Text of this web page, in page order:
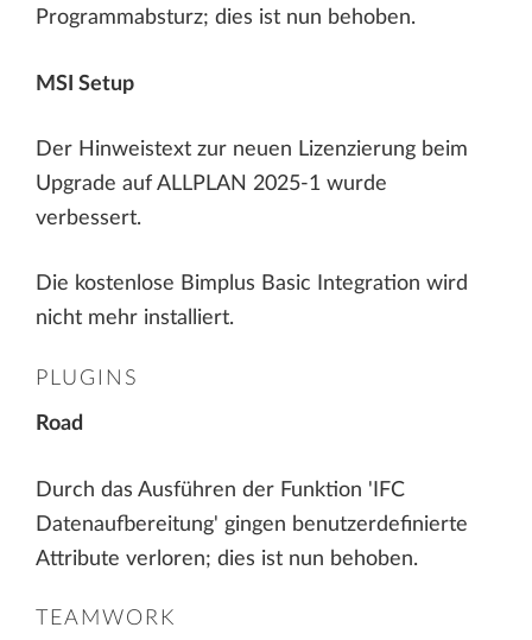
Programmabsturz; dies ist nun behoben.
MSI Setup
Der Hinweistext zur neuen Lizenzierung beim
Upgrade auf ALLPLAN 2025-1 wurde
verbessert.
Die kostenlose Bimplus Basic Integration wird
nicht mehr installiert.
PLUGINS
Road
Durch das Ausführen der Funktion 'IFC
Datenaufbereitung' gingen benutzerdefinierte
Attribute verloren; dies ist nun behoben.
TEAMWORK